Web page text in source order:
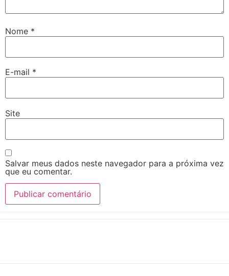
Nome *
E-mail *
Site
Salvar meus dados neste navegador para a próxima vez
que eu comentar.